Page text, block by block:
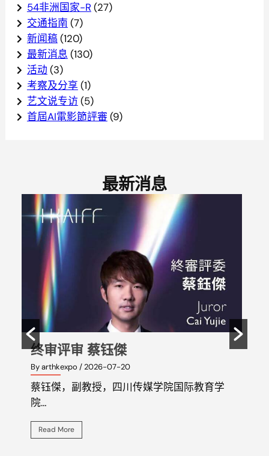
54非洲国家-R (27)
交通指南 (7)
新闻稿 (120)
最新消息 (130)
活动 (3)
考察及分享 (1)
艺文说专访 (5)
首屆AI電影節評審 (9)
最新消息
终审评审 蔡钰傑
By arthkexpo / 2026-07-20
蔡钰傑，副教授，四川传媒学院国际教育学
院…
Read More